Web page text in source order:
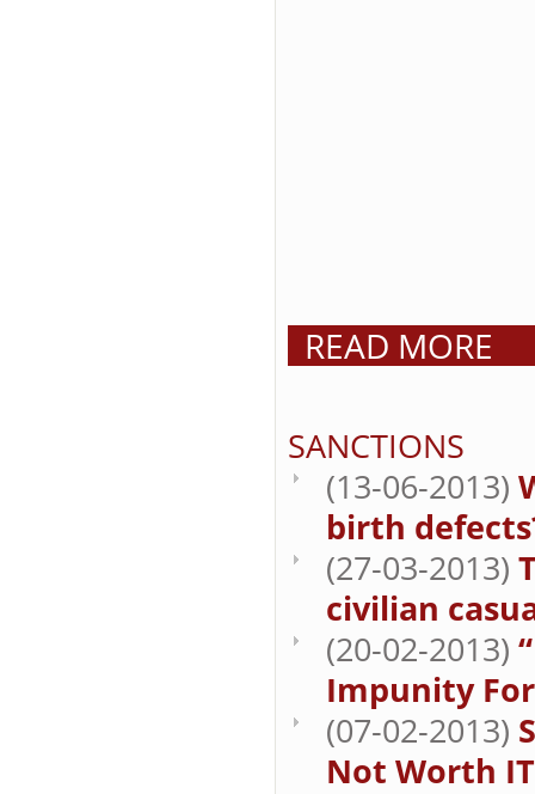
READ MORE
SANCTIONS
(13-06-2013)
birth
(27-03-2013)
civilian
(20-02-2013)
Impunity
(07-02-2013)
Not Worth IT